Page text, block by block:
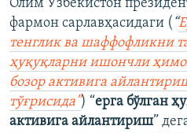
Олим Ўзбекистон
фармон сарлавҳасидаги ( “
тенглик ва шаффофликни
ҳуқуқларни ишончли
бозор активига
тўғрисида”) “ерга бўлган
активига айлантириш”